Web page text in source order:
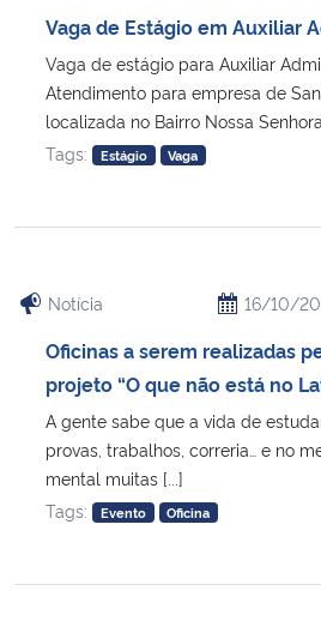
Vaga de Estágio em Auxiliar
Vaga de estágio para Auxiliar
Atendimento para empresa de
localizada no Bairro Nossa
Tags:
Estágio Vaga
Notícia 16/10/
Oficinas a serem realizadas
projeto “O que não está no
A gente sabe que a vida de
provas, trabalhos, correria… e no
mental muitas [...]
Tags:
Evento Oficina